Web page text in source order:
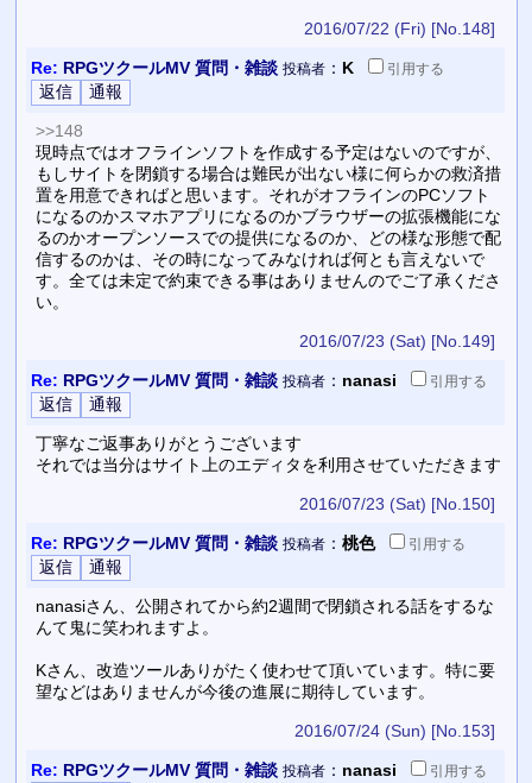
2016/07/22 (Fri) [No.148]
Re: RPGツクールMV 質問・雑談 投稿者： K 引用する
>>148
現時点ではオフラインソフトを作成する予定はないのですが、
もしサイトを閉鎖する場合は難民が出ない様に何らかの救済措
置を用意できればと思います。それがオフラインのPCソフト
になるのかスマホアプリになるのかブラウザーの拡張機能にな
るのかオープンソースでの提供になるのか、どの様な形態で配
信するのかは、その時になってみなければ何とも言えないで
す。全ては未定で約束できる事はありませんのでご了承くださ
い。
2016/07/23 (Sat) [No.149]
Re: RPGツクールMV 質問・雑談 投稿者： nanasi 引用する
丁寧なご返事ありがとうございます
それでは当分はサイト上のエディタを利用させていただきます
2016/07/23 (Sat) [No.150]
Re: RPGツクールMV 質問・雑談 投稿者： 桃色 引用する
nanasiさん、公開されてから約2週間で閉鎖される話をするな
んて鬼に笑われますよ。
Kさん、改造ツールありがたく使わせて頂いています。特に要
望などはありませんが今後の進展に期待しています。
2016/07/24 (Sun) [No.153]
Re: RPGツクールMV 質問・雑談 投稿者： nanasi 引用する